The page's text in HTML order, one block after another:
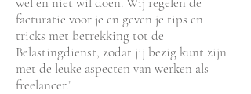
facturatie voor je en geven je tips en
tricks met betrekking tot de
Belastingdienst, zodat jij bezig kunt zijn
met de leuke aspecten van werken als
freelancer.’